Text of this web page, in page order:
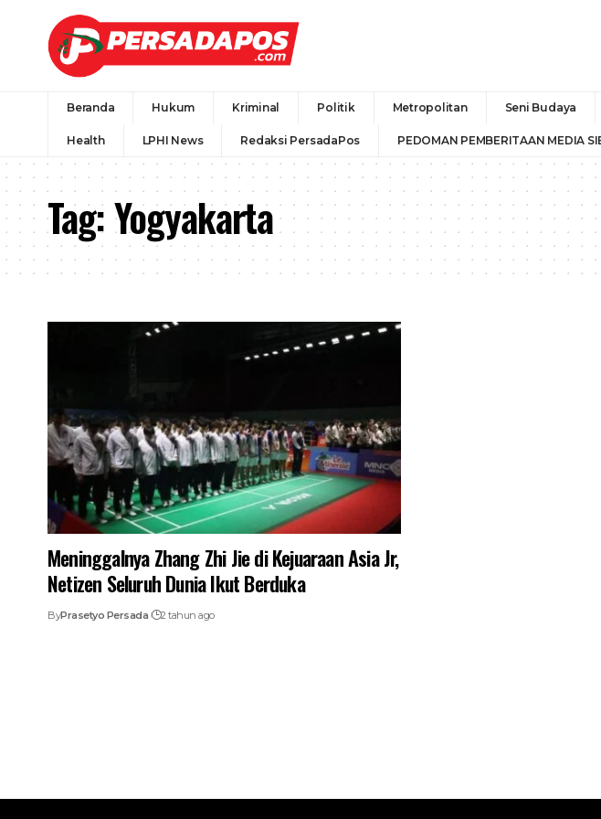
Beranda Hukum Kriminal Politik Metropolitan Seni Budaya
Health LPHI News Redaksi PersadaPos PEDOMAN PEMBERITAAN MEDIA
Tag:Yogyakarta
Meninggalnya Zhang Zhi Jie di Kejuaraan Asia Jr,
Netizen Seluruh Dunia Ikut Berduka
ByPrasetyo Persada 2 tahun ago